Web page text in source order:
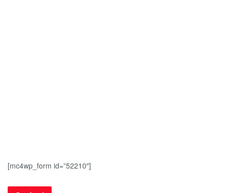
[mc4wp_form id=”52210″]